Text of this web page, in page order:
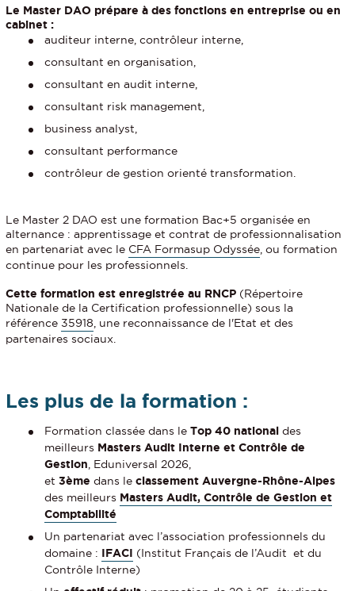
Le Master DAO prépare à des fonctions en entreprise ou en
cabinet :
auditeur interne, contrôleur interne,
consultant en organisation,
consultant en audit interne,
consultant risk management,
business analyst,
consultant performance
contrôleur de gestion orienté transformation.
Le Master 2 DAO est une formation Bac+5 organisée en
alternance : apprentissage et contrat de professionnalisation
en partenariat avec le CFA Formasup Odyssée , ou formation
continue pour les professionnels.
Cette formation est enregistrée au RNCP (Répertoire
Nationale de la Certification professionnelle) sous la
référence 35918 , une reconnaissance de l'Etat et des
partenaires sociaux.
Les plus de la formation :
Formation classée dans le Top 40 national des
meilleurs Masters Audit Interne et Contrôle de
Gestion , Eduniversal 2026,
et 3ème dans le classement Auvergne-Rhône-Alpes
des meilleurs Masters Audit, Contrôle de Gestion et
Comptabilité
Un partenariat avec l’association professionnels du
domaine : IFACI (Institut Français de l’Audit et du
Contrôle Interne)